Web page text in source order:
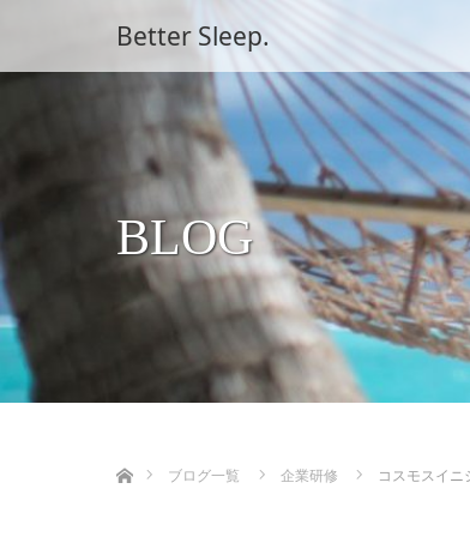
Better Sleep.
BLOG
ブログ一覧
企業研修 コスモスイ